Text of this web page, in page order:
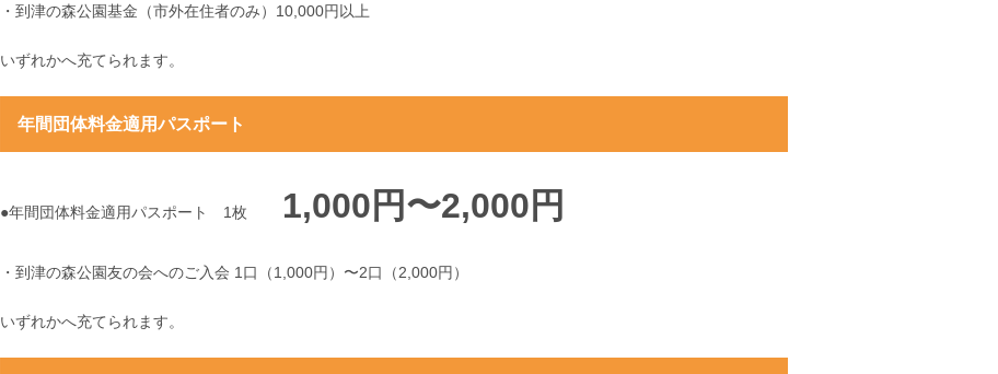
・到津の森公園基金（市外在住者のみ）10,000円以上
いずれかへ充てられます。
年間団体料金適用パスポート
●年間団体料金適用パスポート 1枚 1,000円〜2,000円
・到津の森公園友の会へのご入会 1口（1,000円）〜2口（2,000円）
いずれかへ充てられます。